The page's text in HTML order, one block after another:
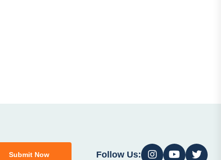
Submit Now Follow Us: